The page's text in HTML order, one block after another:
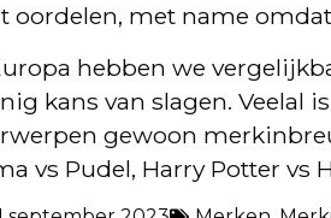
oordelen, met name
hebben we
kans van slagen. Veelal
gewoon
vs Pudel, Harry Potter vs